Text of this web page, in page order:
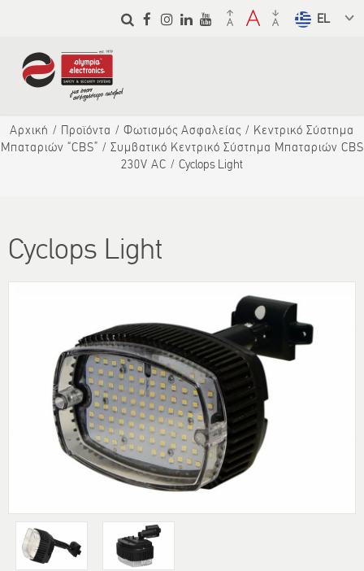
Παράκαμψη
προς το
Αρχική Προϊόντα Φωτισμός Ασφαλείας
Κεντρικό Σύστημα
Μπαταριών “CBS”
Συμβατικό Κεντρικό Σύστημα Μπαταριών CBS
230V AC
Cyclops Light
Cyclops Light